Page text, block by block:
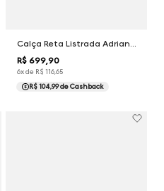
R$ 699 90
6x de R$ 116,65
R$ 104,99de Cashback